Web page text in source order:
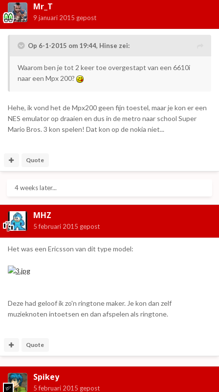
Mr_T
9 januari 2015 gepost
Op 6-1-2015 om 19:44, Hinse zei:
Waarom ben je tot 2 keer toe overgestapt van een 6610i
naar een Mpx 200?
Hehe, ik vond het de Mpx200 geen fijn toestel, maar je kon er een
NES emulator op draaien en dus in de metro naar school Super
Mario Bros. 3 kon spelen! Dat kon op de nokia niet...
Quote
4 weeks later...
MHZ
5 februari 2015 gepost
Het was een Ericsson van dit type model:
Deze had geloof ik zo'n ringtone maker. Je kon dan zelf
muzieknoten intoetsen en dan afspelen als ringtone.
Quote
Spikey
5 februari 2015 gepost